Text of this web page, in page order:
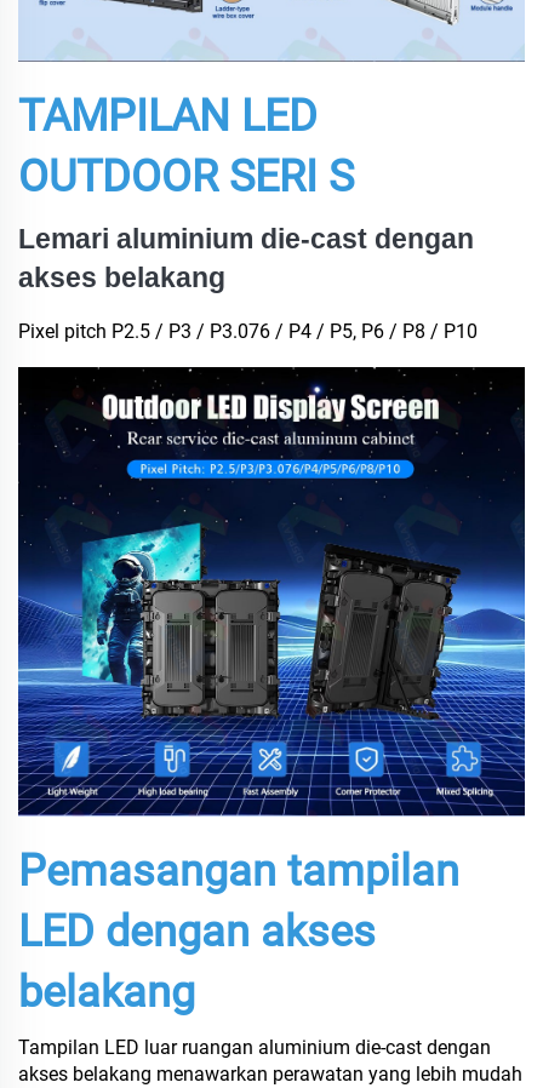
TAMPILAN LED
OUTDOOR SERI S
Lemari aluminium die-cast dengan
akses belakang
Pixel pitch P2.5 / P3 / P3.076 / P4 / P5, P6 / P8 / P10
Pemasangan tampilan
LED dengan akses
belakang
Tampilan LED luar ruangan aluminium die-cast dengan
akses belakang menawarkan perawatan yang lebih mudah